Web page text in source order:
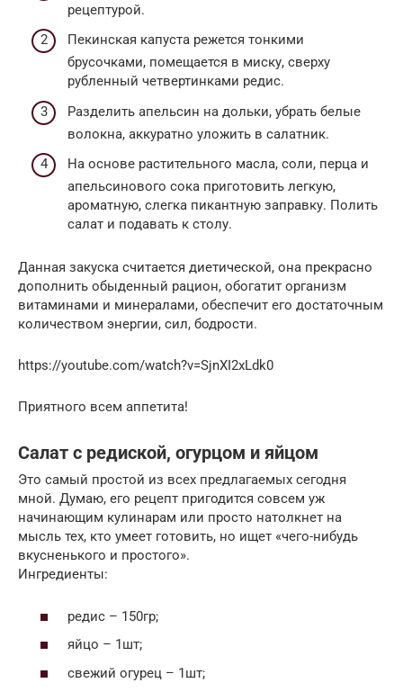
рецептурой.
Пекинская капуста режется тонкими
брусочками, помещается в миску, сверху
рубленный четвертинками редис.
Разделить апельсин на дольки, убрать белые
волокна, аккуратно уложить в салатник.
На основе растительного масла, соли, перца и
апельсинового сока приготовить легкую,
ароматную, слегка пикантную заправку. Полить
салат и подавать к столу.
Данная закуска считается диетической, она прекрасно
дополнить обыденный рацион, обогатит организм
витаминами и минералами, обеспечит его достаточным
количеством энергии, сил, бодрости.
https://youtube.com/watch?v=SjnXI2xLdk0
Приятного всем аппетита!
Салат с редиской, огурцом и яйцом
Это самый простой из всех предлагаемых сегодня
мной. Думаю, его рецепт пригодится совсем уж
начинающим кулинарам или просто натолкнет на
мысль тех, кто умеет готовить, но ищет «чего-нибудь
вкусненького и простого».
Ингредиенты:
редис – 150гр;
яйцо – 1шт;
свежий огурец – 1шт;